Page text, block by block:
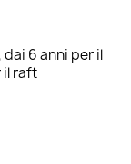
dai 6 anni per il
il raft